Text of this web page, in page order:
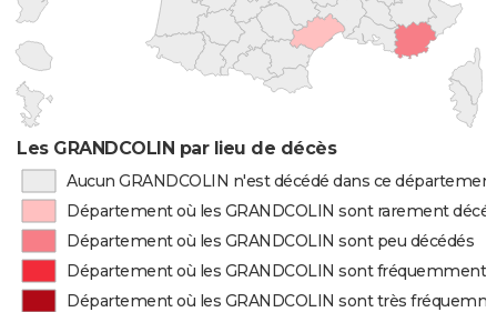
Les GRANDCOLIN par lieu de décès
Aucun GRANDCOLIN n'est décédé dans ce département
Département où les GRANDCOLIN sont rarement
Département où les GRANDCOLIN sont peu décédés
Département où les GRANDCOLIN sont fréquemment
Département où les GRANDCOLIN sont très